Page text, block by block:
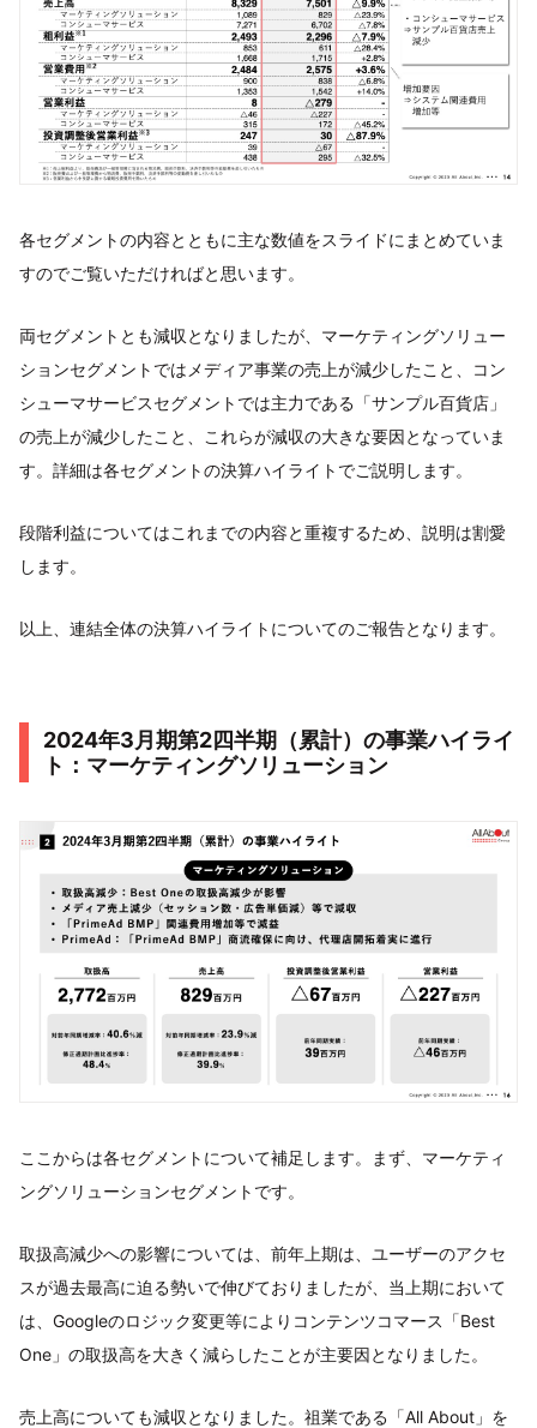
各セグメントの内容とともに主な数値をスライドにまとめていま
すのでご覧いただければと思います。
両セグメントとも減収となりましたが、マーケティングソリュー
ションセグメントではメディア事業の売上が減少したこと、コン
シューマサービスセグメントでは主力である「サンプル百貨店」
の売上が減少したこと、これらが減収の大きな要因となっていま
す。詳細は各セグメントの決算ハイライトでご説明します。
段階利益についてはこれまでの内容と重複するため、説明は割愛
します。
以上、連結全体の決算ハイライトについてのご報告となります。
2024年3月期第2四半期（累計）の事業ハイライ
ト：マーケティングソリューション
ここからは各セグメントについて補足します。まず、マーケティ
ングソリューションセグメントです。
取扱高減少への影響については、前年上期は、ユーザーのアクセ
スが過去最高に迫る勢いで伸びておりましたが、当上期において
は、Googleのロジック変更等によりコンテンツコマース「Best
One」の取扱高を大きく減らしたことが主要因となりました。
売上高についても減収となりました。祖業である「All About」を